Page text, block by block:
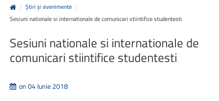
| Știri și evenimente |
Sesiuni nationale si internationale de comunicari stiintifice studentesti
Sesiuni nationale si internationale de
comunicari stiintifice studentesti
on 04 Iunie 2018